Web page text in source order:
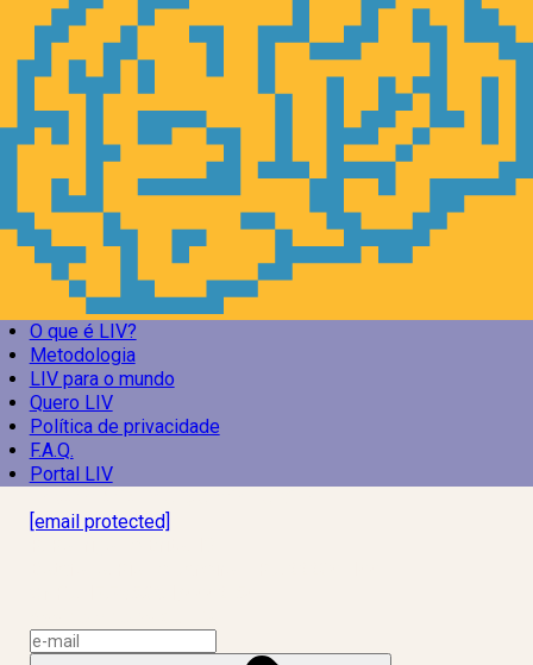
O que é LIV?
Metodologia
LIV para o mundo
Quero LIV
Política de privacidade
F.A.Q.
Portal LIV
[email protected]